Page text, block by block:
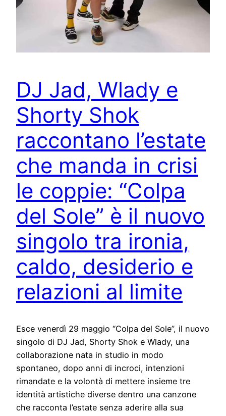
DJ Jad, Wlady e
Shorty Shok
raccontano l’estate
che manda in crisi
le coppie: “Colpa
del Sole” è il nuovo
singolo tra ironia,
caldo, desiderio e
relazioni al limite
Esce venerdì 29 maggio “Colpa del Sole”, il nuovo
singolo di DJ Jad, Shorty Shok e Wlady, una
collaborazione nata in studio in modo
spontaneo, dopo anni di incroci, intenzioni
rimandate e la volontà di mettere insieme tre
identità artistiche diverse dentro una canzone
che racconta l’estate senza aderire alla sua